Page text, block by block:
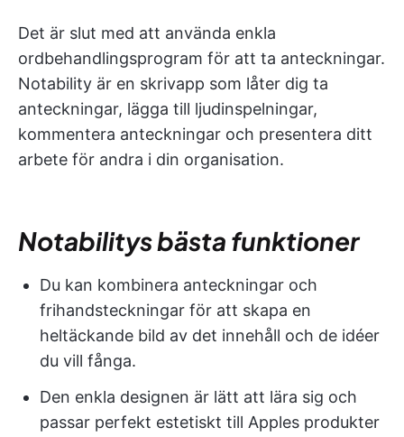
Det är slut med att använda enkla
ordbehandlingsprogram för att ta anteckningar.
Notability är en skrivapp som låter dig ta
anteckningar, lägga till ljudinspelningar,
kommentera anteckningar och presentera ditt
arbete för andra i din organisation.
Notabilitys bästa funktioner
Du kan kombinera anteckningar och
frihandsteckningar för att skapa en
heltäckande bild av det innehåll och de idéer
du vill fånga.
Den enkla designen är lätt att lära sig och
passar perfekt estetiskt till Apples produkter